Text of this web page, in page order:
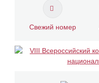
Свежий номер